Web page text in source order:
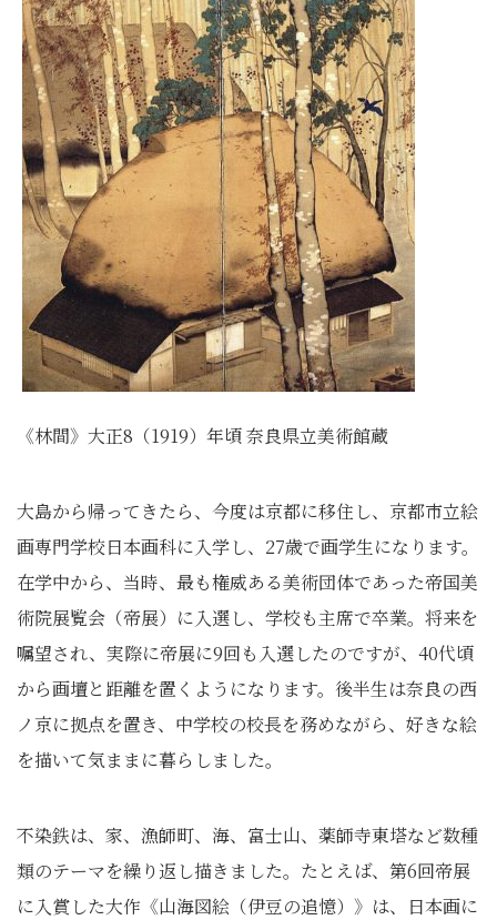
《林間》大正8（1919）年頃 奈良県立美術館蔵
大島から帰ってきたら、今度は京都に移住し、京都市立絵
画専門学校日本画科に入学し、27歳で画学生になります。
在学中から、当時、最も権威ある美術団体であった帝国美
術院展覧会（帝展）に入選し、学校も主席で卒業。将来を
嘱望され、実際に帝展に9回も入選したのですが、40代頃
から画壇と距離を置くようになります。後半生は奈良の西
ノ京に拠点を置き、中学校の校長を務めながら、好きな絵
を描いて気ままに暮らしました。
不染鉄は、家、漁師町、海、富士山、薬師寺東塔など数種
類のテーマを繰り返し描きました。たとえば、第6回帝展
に入賞した大作《山海図絵（伊豆の追憶）》は、日本画に